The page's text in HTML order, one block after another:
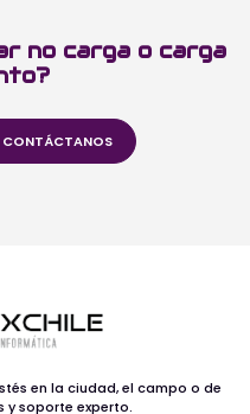
no carga o carga
CONTÁCTANOS
en la ciudad, el campo o de
y soporte experto.